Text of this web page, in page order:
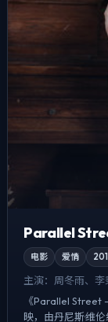
Parallel
电影 爱情
主演： 周冬雨、
《Parallel Street
映，由丹尼斯·维